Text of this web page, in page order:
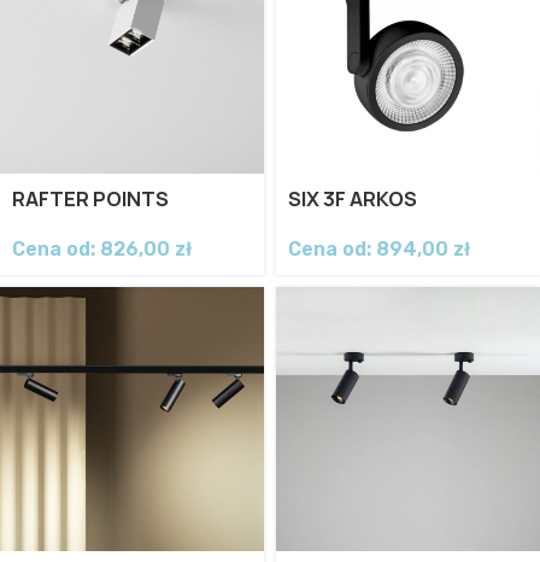
RAFTER POINTS
Cena od: 826,00 zł
SIX 3F ARKOS
Cena od: 894,00 zł